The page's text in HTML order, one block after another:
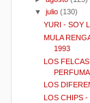
▼julio (130)
YURI - SOY
MULA
1993
LOS
LOS
LOS CHIPS -